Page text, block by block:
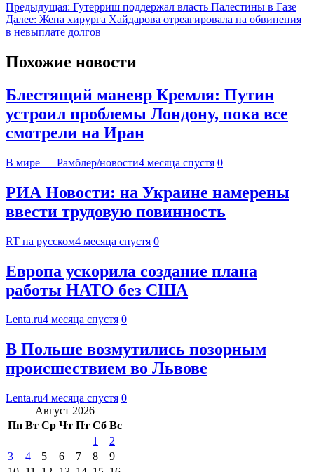
Предыдущая: Гутерриш поддержал власть Палестины в Газе
Далее: Жена хирурга Хайдарова отреагировала на обвинения
в невыплате долгов
Похожие новости
Блестящий маневр Кремля: Путин
устроил проблемы Лондону, пока все
смотрели на Иран
В мире — Рамблер/новости4 месяца спустя 0
РИА Новости: на Украине намерены
ввести трудовую повинность
RT на русском4 месяца спустя 0
Европа ускорила создание плана
работы НАТО без США
Lenta.ru4 месяца спустя 0
В Польше возмутились позорным
происшествием во Львове
Lenta.ru4 месяца спустя 0
Август 2026
Пн Вт Ср Чт Пт Сб Вс
1
2
3
4 5 6 7 8
9